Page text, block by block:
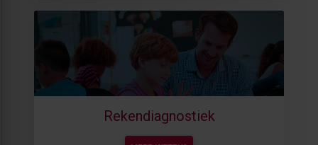
Rekendiagnostiek